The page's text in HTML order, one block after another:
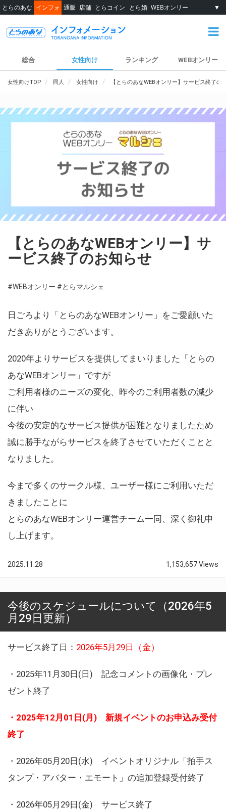
とらのあな インフォ 通販 店舗 とらコイン とら婚 WEBオンリー ▼
総合 女性向け ランキング WEBオンリー
女性向けTOP 同人 女性向け 【とらのあなWEBオンリー】サービス終了の
【とらのあなWEBオンリー】サ
ービス終了のお知らせ
#WEBオンリー #とらマルシェ
日ごろより「とらのあなWEBオンリー」をご愛顧いた
だきありがとうございます。
2020年よりサービスを提供してまいりました「とらの
あなWEBオンリー」ですが
ご利用者様のニーズの変化、昨今のご利用者数の減少
に伴い
今後の安定的なサービス提供が困難となりましたため
誠に勝手ながらサービスを終了させていただくことと
なりました。
今まで多くのサークル様、ユーザー様にご利用いただ
きましたことに
とらのあなWEBオンリー運営チーム一同、深く御礼申
し上げます。
2025.11.28 1,153,657 Views
今後のスケジュールについて（2026年5
月29日更新）
サービス終了日： 2026年5月29日（金）
・2025年11月30日(日) 記念コメントの画像化・プレ
ゼント終了
・2025年12月01日(月) 新規イベントのお申込み受付
終了
・2026年05月20日(水) イベントオリジナル「拍手ス
タンプ・アバター・エモート」の追加登録受付終了
・2026年05月29日(金) サービス終了